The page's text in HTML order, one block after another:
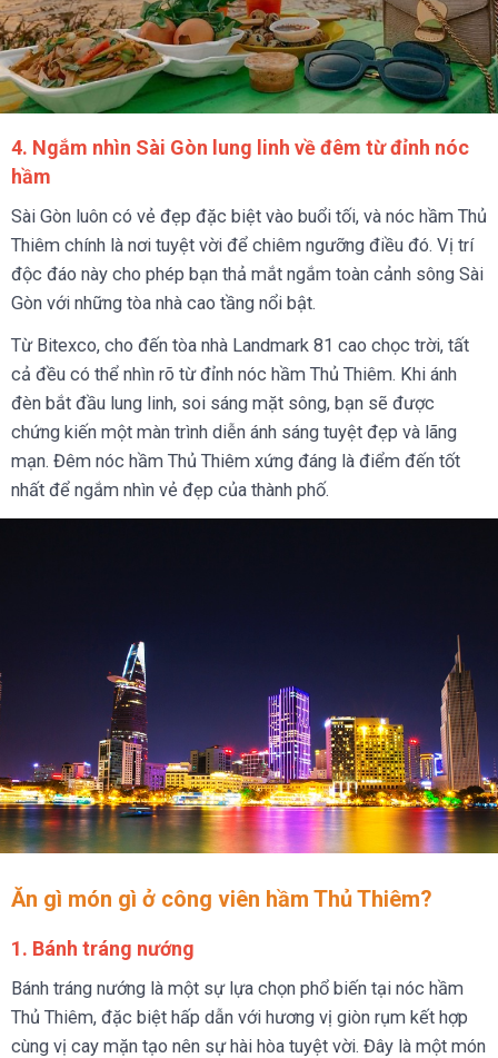
4. Ngắm nhìn Sài Gòn lung linh về đêm từ đỉnh nóc
hầm
Sài Gòn luôn có vẻ đẹp đặc biệt vào buổi tối, và nóc hầm Thủ
Thiêm chính là nơi tuyệt vời để chiêm ngưỡng điều đó. Vị trí
độc đáo này cho phép bạn thả mắt ngắm toàn cảnh sông Sài
Gòn với những tòa nhà cao tầng nổi bật.
Từ Bitexco, cho đến tòa nhà Landmark 81 cao chọc trời, tất
cả đều có thể nhìn rõ từ đỉnh nóc hầm Thủ Thiêm. Khi ánh
đèn bắt đầu lung linh, soi sáng mặt sông, bạn sẽ được
chứng kiến một màn trình diễn ánh sáng tuyệt đẹp và lãng
mạn. Đêm nóc hầm Thủ Thiêm xứng đáng là điểm đến tốt
nhất để ngắm nhìn vẻ đẹp của thành phố.
Ăn gì món gì ở công viên hầm Thủ Thiêm?
1. Bánh tráng nướng
Bánh tráng nướng là một sự lựa chọn phổ biến tại nóc hầm
Thủ Thiêm, đặc biệt hấp dẫn với hương vị giòn rụm kết hợp
cùng vị cay mặn tạo nên sự hài hòa tuyệt vời. Đây là một món